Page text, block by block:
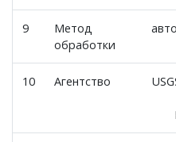
9
Метод
обработки
10 Агентство